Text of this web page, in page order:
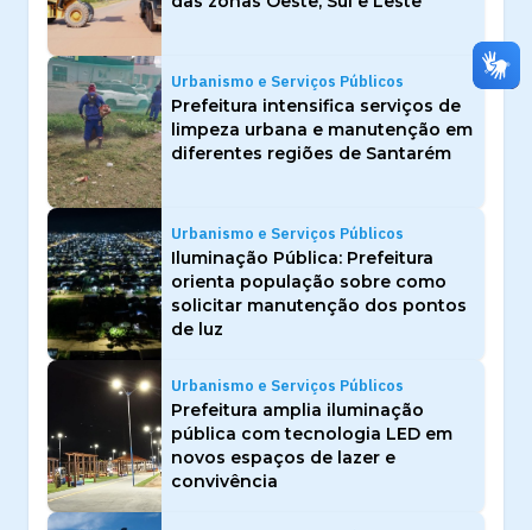
Urbanismo e Serviços Públicos
Prefeitura intensifica serviços de
limpeza urbana e manutenção em
diferentes regiões de Santarém
Urbanismo e Serviços Públicos
Iluminação Pública: Prefeitura
orienta população sobre como
solicitar manutenção dos pontos
de luz
Urbanismo e Serviços Públicos
Prefeitura amplia iluminação
pública com tecnologia LED em
novos espaços de lazer e
convivência